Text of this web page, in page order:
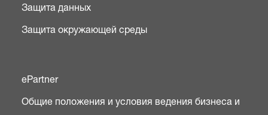
Защита данных
Защита окружающей среды
ePartner
Общие положения и условия ведения бизнеса и